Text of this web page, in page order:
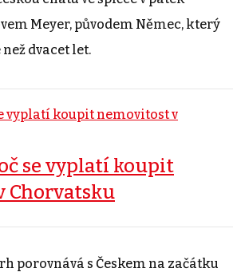
Meyer, původem Němec, který
než dvacet let.
se vyplatí koupit
Chorvatsku
porovnává s Českem na začátku